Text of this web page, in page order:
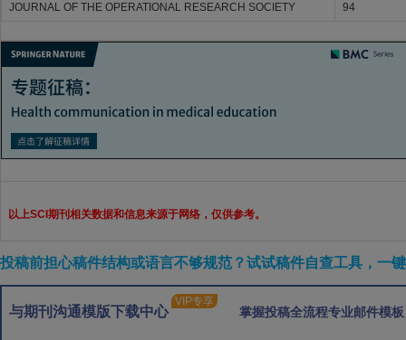
JOURNAL OF THE OPERATIONAL RESEARCH SOCIETY 94
以上SCI期刊相关数据和信息来源于网络，仅供参考。
投稿前担心稿件结构或语言不够规范？试试稿件自查工具，一
与期刊沟通模版下载中心
VIP专享
掌握投稿全流程专业邮件模